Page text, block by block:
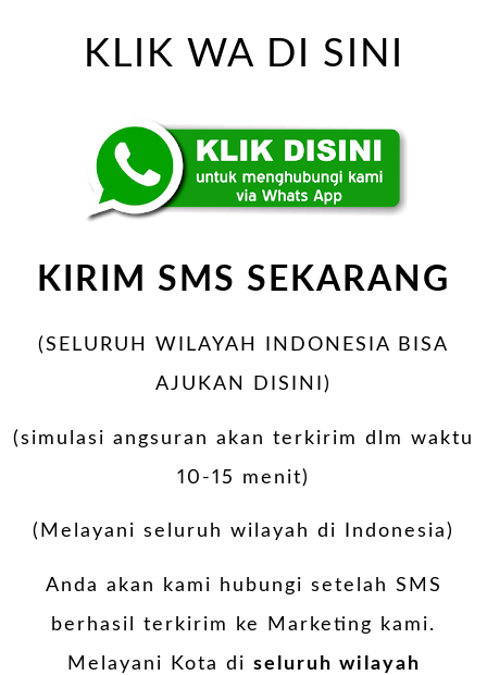
KLIK WA DI SINI
KIRIM SMS SEKARANG
(SELURUH WILAYAH INDONESIA BISA
AJUKAN DISINI)
(simulasi angsuran akan terkirim dlm waktu
10-15 menit)
(Melayani seluruh wilayah di Indonesia)
Anda akan kami hubungi setelah SMS
berhasil terkirim ke Marketing kami.
Melayani Kota di seluruh wilayah